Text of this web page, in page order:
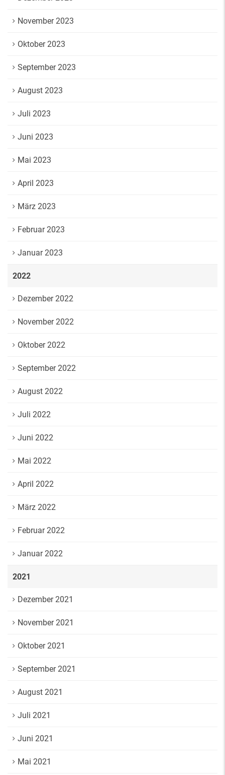
November 2023
Oktober 2023
September 2023
August 2023
Juli 2023
Juni 2023
Mai 2023
April 2023
März 2023
Februar 2023
Januar 2023
2022
Dezember 2022
November 2022
Oktober 2022
September 2022
August 2022
Juli 2022
Juni 2022
Mai 2022
April 2022
März 2022
Februar 2022
Januar 2022
2021
Dezember 2021
November 2021
Oktober 2021
September 2021
August 2021
Juli 2021
Juni 2021
Mai 2021